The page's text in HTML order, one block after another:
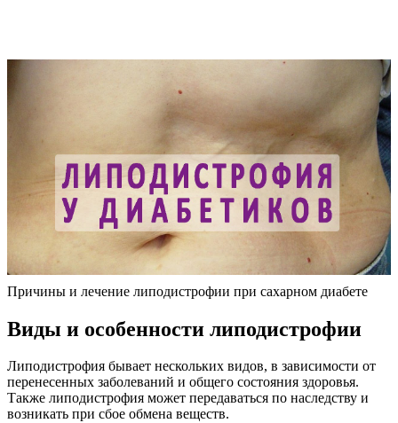
Причины и лечение липодистрофии при сахарном диабете
Виды и особенности липодистрофии
Липодистрофия бывает нескольких видов, в зависимости от
перенесенных заболеваний и общего состояния здоровья.
Также липодистрофия может передаваться по наследству и
возникать при сбое обмена веществ.